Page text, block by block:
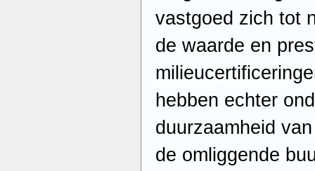
vastgoed zich tot
de waarde en
hebben echter
duurzaamheid
de omliggende